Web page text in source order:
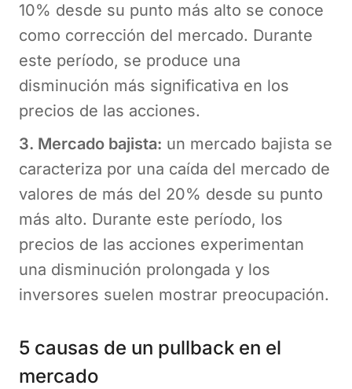
10% desde su punto más alto se conoce
como corrección del mercado. Durante
este período, se produce una
disminución más significativa en los
precios de las acciones.
3. Mercado bajista: un mercado bajista se
caracteriza por una caída del mercado de
valores de más del 20% desde su punto
más alto. Durante este período, los
precios de las acciones experimentan
una disminución prolongada y los
inversores suelen mostrar preocupación.
5 causas de un pullback en el
mercado